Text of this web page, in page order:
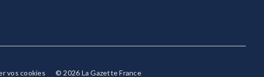
vos cookies © 2026 La Gazette France